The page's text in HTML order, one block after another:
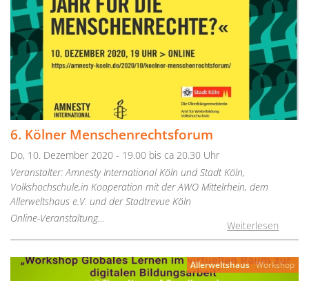
6. Kölner Menschenrechtsforum
Do, 10. Dezember 2020 - 19.00 bis ca 20.30 Uhr
Veranstalter: Amnesty International Köln und Stadt Köln,
Volkshochschule,in Kooperation mit der AWO Mittelrhein, dem
Allerweltshaus e.V. und der Stadtrevue Köln
Online-Veranstaltung…
Weiterlesen
Allerweltshaus Workshop